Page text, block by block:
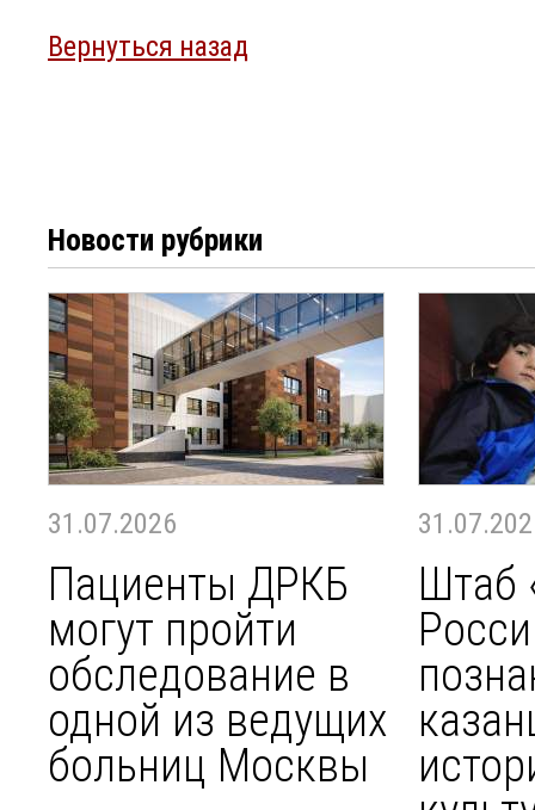
Вернуться назад
Новости рубрики
31.07.2026
Пациенты ДРКБ
могут пройти
обследование в
одной из ведущих
больниц Москвы
Штаб